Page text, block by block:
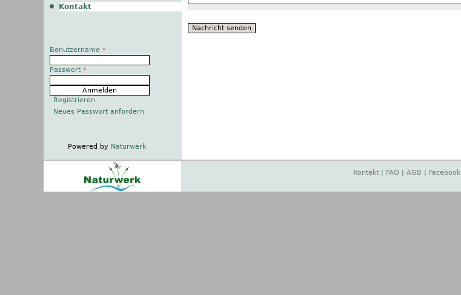
Kontakt
Benutzername *
Passwort *
Registrieren
Neues Passwort anfordern
Powered by Naturwerk
Kontakt FAQ AGB Facebook